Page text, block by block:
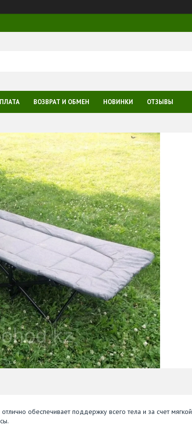
ВОЗВРАТ И ОБМЕН НОВИНКИ ОТЗЫВЫ
обеспечивает поддержку всего тела и за счет мягкой